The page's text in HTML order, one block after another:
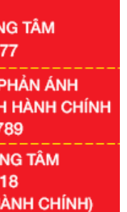
Chính phủ: Quy
đoạn 2026 - 2030